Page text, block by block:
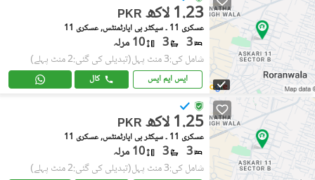
PKR 1.23 لاکھ
عسکری 11 ۔ سیکٹر بی اپارٹمنٹس, عسکری 11
3
3 10 مرلہ
شامل کی:3 منٹ پہل (تبدیلی کی گئی:2 منٹ پہلے)
ایس ایم ایس کال
PKR 1.25 لاکھ
عسکری 11 ۔ سیکٹر بی اپارٹمنٹس, عسکری 11
3
3 10 مرلہ
شامل کی:3 منٹ پہل (تبدیلی کی گئی:2 منٹ پہلے)